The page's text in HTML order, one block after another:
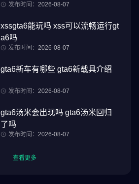
发布时间： 2026-08-07
xssgta6能玩吗 xss可以流畅运行gt
a6吗
发布时间： 2026-08-07
gta6新车有哪些 gta6新载具介绍
发布时间： 2026-08-07
gta6汤米会出现吗 gta6汤米回归
了吗
发布时间： 2026-08-07
查看更多